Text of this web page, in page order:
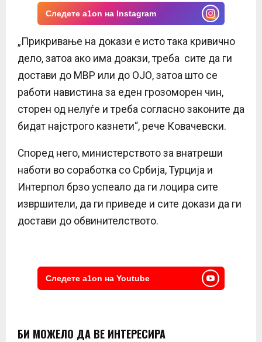
Следете a1on на Instagram
„Прикривање на докази е исто така кривично
дело, затоа ако има доакзи, треба сите да ги
достави до МВР или до ОЈО, затоа што се
работи навистина за еден грозоморен чин,
сторен од нелуѓе и треба согласно законите да
бидат најстрого казнети“, рече Ковачевски.
Според него, министерството за внатреши
наботи во соработка со Србија, Турција и
Интерпол брзо успеало да ги лоцира сите
извршители, да ги приведе и сите докази да ги
достави до обвинителството.
Следете a1on на Youtube
БИ МОЖЕЛО ДА ВЕ ИНТЕРЕСИРА